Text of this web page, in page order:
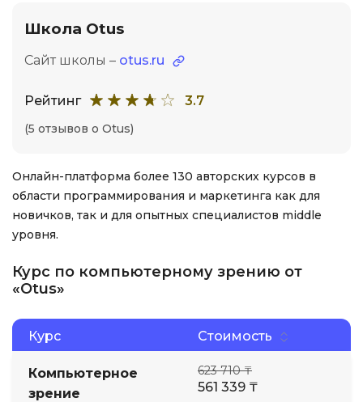
Школа Otus
Сайт школы – otus.ru
Рейтинг 3.7
(5 отзывов о Otus)
Онлайн-платформа более 130 авторских курсов в
области программирования и маркетинга как для
новичков, так и для опытных специалистов middle
уровня.
Курс по компьютерному зрению от
«Otus»
Курс Стоимость
Компьютерное
зрение
623 710 ₸
561 339 ₸